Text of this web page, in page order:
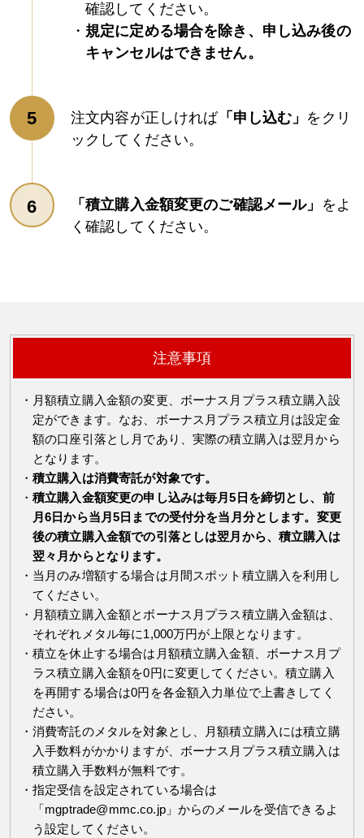
確認してください。
規定に定める場合を除き、申し込み後の
キャンセルはできません。
注文内容が正しければ「申し込む」 をクリ
ックしてください。
「積立購入金額変更のご確認メール」
をよ
く確認してください。
注意事項
月額積立購入金額の変更、ボーナス月プラス積立購入設
定ができます。なお、ボーナス月プラス積立月は設定金
額の口座引落とし月であり、実際の積立購入は翌月から
となります。
積立購入は消費寄託が対象です。
積立購入金額変更の申し込みは毎月5日を締切とし、前
月6日から当月5日までの受付分を当月分とします。変更
後の積立購入金額での引落としは翌月から、積立購入は
翌々月からとなります。
当月のみ増額する場合は月間スポット積立購入を利用し
てください。
月額積立購入金額とボーナス月プラス積立購入金額は、
それぞれメタル毎に1,000万円が上限となります。
積立を休止する場合は月額積立購入金額、ボーナス月プ
ラス積立購入金額を0円に変更してください。積立購入
を再開する場合は0円を各金額入力単位で上書きしてく
ださい。
消費寄託のメタルを対象とし、月額積立購入には積立購
入手数料がかかりますが、ボーナス月プラス積立購入は
積立購入手数料が無料です。
指定受信を設定されている場合は
「mgptrade@mmc.co.jp」からのメールを受信できるよ
う設定してください。